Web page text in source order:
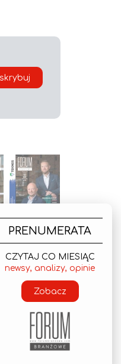
PRENUMERATA
CZYTAJ CO MIESIĄC
newsy, analizy, opinie
Zobacz